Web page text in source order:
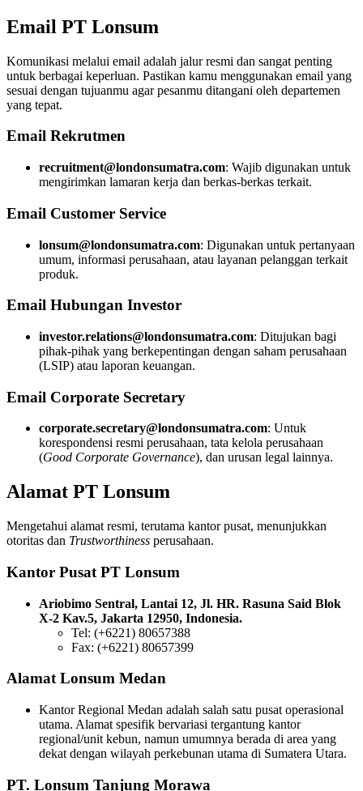
Email PT Lonsum
Komunikasi melalui email adalah jalur resmi dan sangat penting
untuk berbagai keperluan. Pastikan kamu menggunakan email yang
sesuai dengan tujuanmu agar pesanmu ditangani oleh departemen
yang tepat.
Email Rekrutmen
recruitment@londonsumatra.com: Wajib digunakan untuk
mengirimkan lamaran kerja dan berkas-berkas terkait.
Email Customer Service
lonsum@londonsumatra.com: Digunakan untuk pertanyaan
umum, informasi perusahaan, atau layanan pelanggan terkait
produk.
Email Hubungan Investor
investor.relations@londonsumatra.com: Ditujukan bagi
pihak-pihak yang berkepentingan dengan saham perusahaan
(LSIP) atau laporan keuangan.
Email Corporate Secretary
corporate.secretary@londonsumatra.com: Untuk
korespondensi resmi perusahaan, tata kelola perusahaan
(Good Corporate Governance), dan urusan legal lainnya.
Alamat PT Lonsum
Mengetahui alamat resmi, terutama kantor pusat, menunjukkan
otoritas dan Trustworthiness perusahaan.
Kantor Pusat PT Lonsum
Ariobimo Sentral, Lantai 12, Jl. HR. Rasuna Said Blok
X-2 Kav.5, Jakarta 12950, Indonesia.
Tel: (+6221) 80657388
Fax: (+6221) 80657399
Alamat Lonsum Medan
Kantor Regional Medan adalah salah satu pusat operasional
utama. Alamat spesifik bervariasi tergantung kantor
regional/unit kebun, namun umumnya berada di area yang
dekat dengan wilayah perkebunan utama di Sumatera Utara.
PT. Lonsum Tanjung Morawa